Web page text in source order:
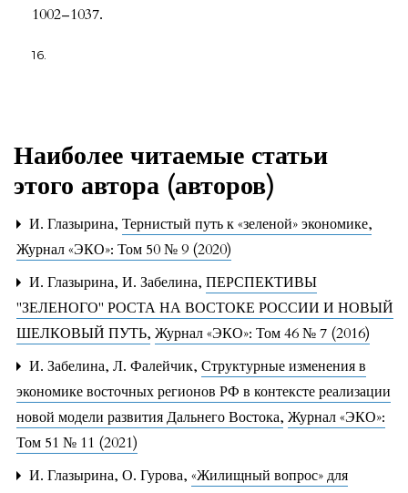
1002–1037.
Наиболее читаемые статьи
этого автора (авторов)
И. Глазырина, Тернистый путь к «зеленой» экономике,
Журнал «ЭКО»: Том 50 № 9 (2020)
И. Глазырина, И. Забелина, ПЕРСПЕКТИВЫ
"ЗЕЛЕНОГО" РОСТА НА ВОСТОКЕ РОССИИ И НОВЫЙ
ШЕЛКОВЫЙ ПУТЬ, Журнал «ЭКО»: Том 46 № 7 (2016)
И. Забелина, Л. Фалейчик, Структурные изменения в
экономике восточных регионов РФ в контексте реализации
новой модели развития Дальнего Востока, Журнал «ЭКО»:
Том 51 № 11 (2021)
И. Глазырина, О. Гурова, «Жилищный вопрос» для